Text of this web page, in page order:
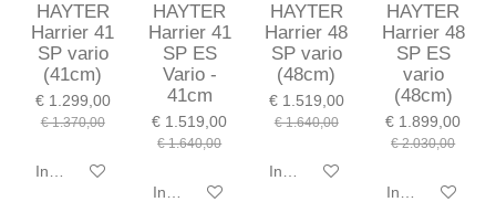
HAYTER
Harrier 41
SP vario
(41cm)
€ 1.299,00
€ 1.370,00
In winkelwagen
HAYTER
Harrier 41
SP ES
Vario -
41cm
€ 1.519,00
€ 1.640,00
In winkelwagen
HAYTER
Harrier 48
SP vario
(48cm)
€ 1.519,00
€ 1.640,00
In winkelwagen
HAYTER
Harrier 48
SP ES
vario
(48cm)
€ 1.899,00
€ 2.030,00
In winkelwagen